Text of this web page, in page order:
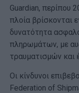
Guardian, περίπου
πλοία βρίσκονται
δυνατότητα
πληρωμάτων, με
τραυματισμών και
Οι κίνδυνοι
Federation of